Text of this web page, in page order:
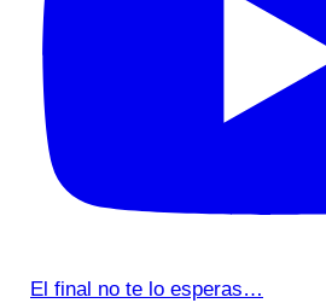
El final no te lo esperas…